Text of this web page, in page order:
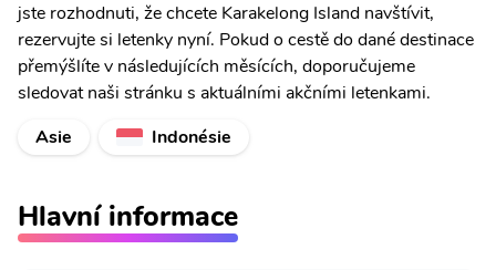
jste rozhodnuti, že chcete Karakelong Island navštívit,
rezervujte si letenky nyní. Pokud o cestě do dané destinace
přemýšlíte v následujících měsících, doporučujeme
sledovat naši stránku s aktuálními akčními letenkami.
Asie
Indonésie
Hlavní informace